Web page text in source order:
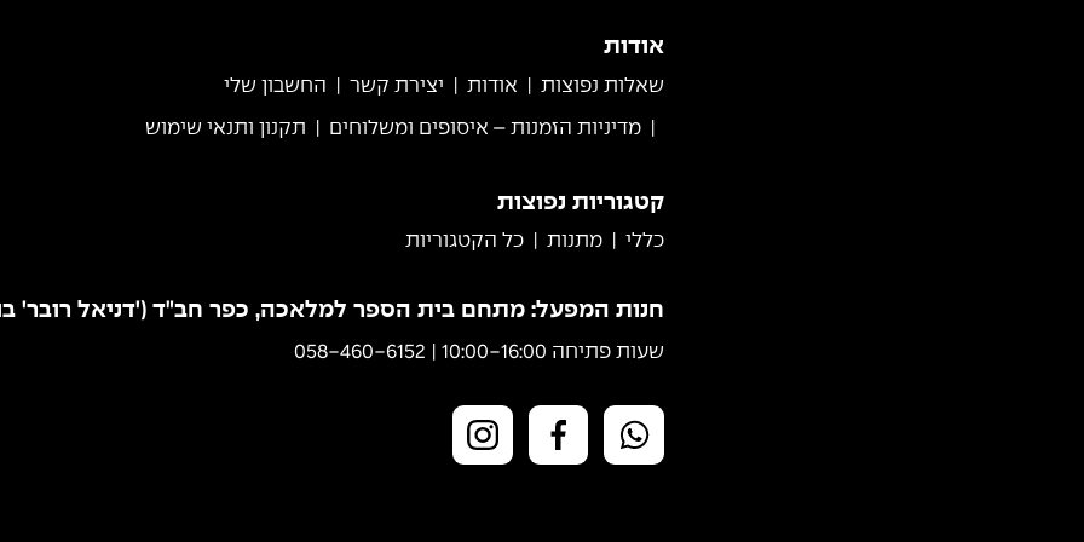
אודות
שאלות נפוצות אודות יצירת קשר החשבון שלי
מדיניות הזמנות – איסופים ומשלוחים תקנון ותנאי שימוש
קטגוריות נפוצות
כללי מתנות כל הקטגוריות
חנות המפעל: מתחם בית הספר למלאכה, כפר חב"ד ('דניאל רובר'
שעות פתיחה 10:00-16:00 | 058-460-6152